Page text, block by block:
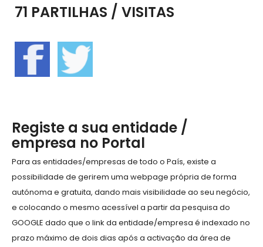
71 PARTILHAS / VISITAS
Registe a sua entidade /
empresa no Portal
Para as entidades/empresas de todo o País, existe a
possibilidade de gerirem uma webpage própria de forma
autónoma e gratuita, dando mais visibilidade ao seu negócio,
e colocando o mesmo acessível a partir da pesquisa do
GOOGLE dado que o link da entidade/empresa é indexado no
prazo máximo de dois dias após a activação da área de